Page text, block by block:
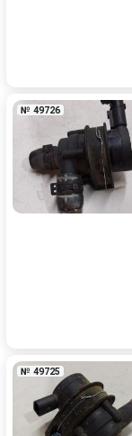
№ 49726
№ 49725